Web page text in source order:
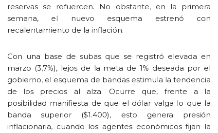
reservas se refuercen. No obstante, en la primera
semana, el nuevo esquema estrenó con
recalentamiento de la inflación.
Con una base de subas que se registró elevada en
marzo (3,7%), lejos de la meta de 1% deseada por el
gobierno, el esquema de bandas estimula la tendencia
de los precios al alza. Ocurre que, frente a la
posibilidad manifiesta de que el dólar valga lo que la
banda superior ($1.400), esto genera presión
inflacionaria, cuando los agentes económicos fijan la